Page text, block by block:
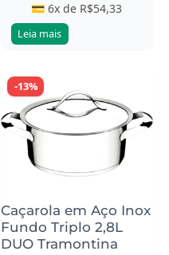
💳 6x de R$54,33
Leia mais
-13%
Caçarola em Aço Inox
Fundo Triplo 2,8L
DUO Tramontina